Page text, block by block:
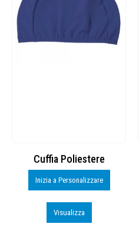
Cuffia Poliestere
Inizia a Personalizzare
Visualizza